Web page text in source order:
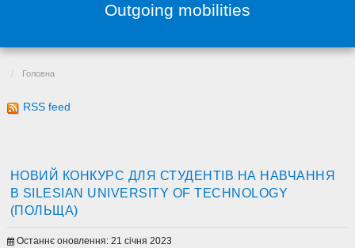
Outgoing mobilities
Головна
RSS feed
НОВИЙ КОНКУРС ДЛЯ СТУДЕНТІВ НА НАВЧАННЯ
В SILESIAN UNIVERSITY OF TECHNOLOGY
(ПОЛЬЩА)
Останнє оновлення: 21 січня 2023